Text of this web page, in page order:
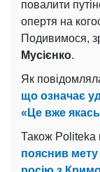
повалити
опертя на
Подивимося,
Мусієнко.
Як
що означає
«Це вже якась
Також Politeka
пояснив мету